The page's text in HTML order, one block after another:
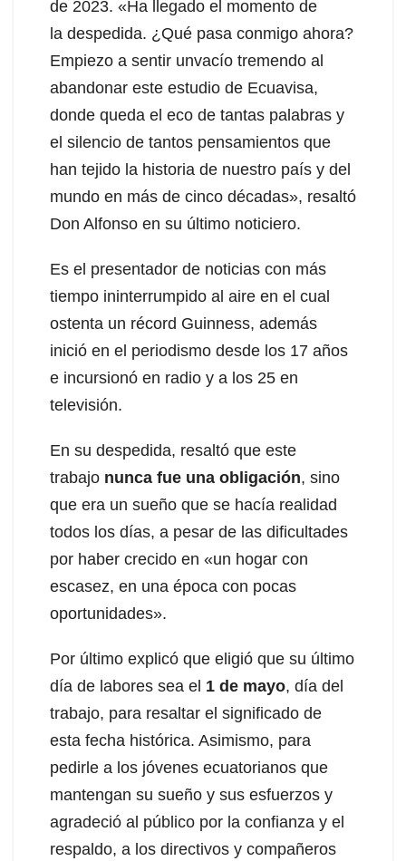
de 2023. «Ha llegado el momento de
la despedida. ¿Qué pasa conmigo ahora?
Empiezo a sentir unvacío tremendo al
abandonar este estudio de Ecuavisa,
donde queda el eco de tantas palabras y
el silencio de tantos pensamientos que
han tejido la historia de nuestro país y del
mundo en más de cinco décadas», resaltó
Don Alfonso en su último noticiero.
Es el presentador de noticias con más
tiempo ininterrumpido al aire en el cual
ostenta un récord Guinness, además
inició en el periodismo desde los 17 años
e incursionó en radio y a los 25 en
televisión.
En su despedida, resaltó que este
trabajo nunca fue una obligación, sino
que era un sueño que se hacía realidad
todos los días, a pesar de las dificultades
por haber crecido en «un hogar con
escasez, en una época con pocas
oportunidades».
Por último explicó que eligió que su último
día de labores sea el 1 de mayo, día del
trabajo, para resaltar el significado de
esta fecha histórica. Asimismo, para
pedirle a los jóvenes ecuatorianos que
mantengan su sueño y sus esfuerzos y
agradeció al público por la confianza y el
respaldo, a los directivos y compañeros